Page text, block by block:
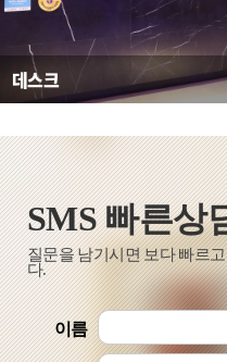
데스크
SMS 빠른
질문을 남기시면 보다 빠르
다.
이름